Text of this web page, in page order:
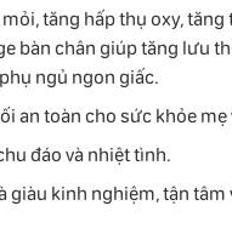
tăng hấp thụ oxy, tăng
bàn chân giúp tăng lưu
ngủ ngon giấc.
an toàn cho sức khỏe mẹ
đáo và nhiệt tình.
giàu kinh nghiệm, tận